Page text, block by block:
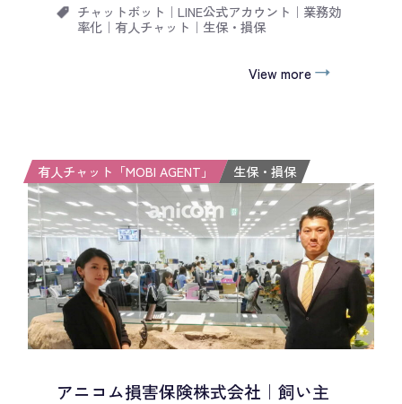
チャットボット ｜ LINE公式アカウント ｜ 業務効
率化｜ 有人チャット ｜ 生保・損保
View more
有人チャット「MOBI AGENT」 生保・損保
アニコム損害保険株式会社｜飼い主